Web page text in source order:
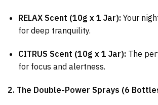
RELAX Scent (10g x 1 Jar): Your
for deep tranquility.
CITRUS Scent (10g x 1 Jar): The
for focus and alertness.
2. The Double-Power Sprays (6